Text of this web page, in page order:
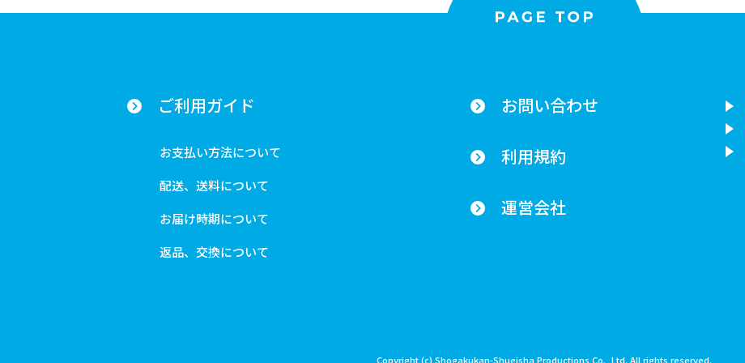
ご利用ガイド
お支払い方法について
配送、送料について
お届け時期について
返品、交換について
お問い合わせ
利用規約
運営会社
Copyright (c) Shogakukan-Shueisha Productions Co., Ltd. All rights reserved.